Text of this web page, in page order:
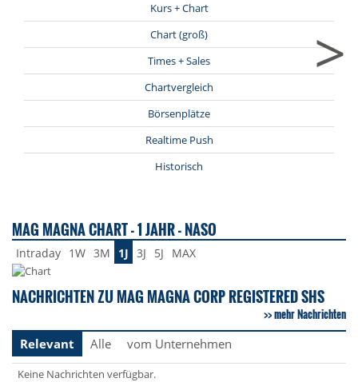
Kurs + Chart
Chart (groß)
Times + Sales
Chartvergleich
Börsenplätze
Realtime Push
Historisch
>
MAG MAGNA CHART - 1 JAHR - NASO
Intraday 1W 3M 1J 3J 5J MAX
NACHRICHTEN ZU MAG MAGNA CORP REGISTERED SHS
mehr Nachrichten
Relevant
Alle vom Unternehmen
Keine Nachrichten verfügbar.